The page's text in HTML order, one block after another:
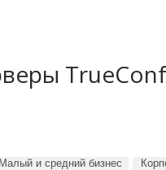
TrueConf
Малый и средний бизнес